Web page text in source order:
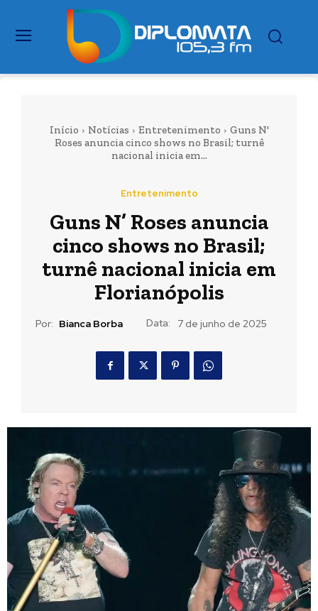
Início Notícias Entretenimento
Guns N'
Roses anuncia cinco shows no Brasil; turnê
nacional inicia em...
Entretenimento
Guns N’ Roses anuncia
cinco shows no Brasil;
turnê nacional inicia em
Florianópolis
Por: Bianca Borba Data: 7 de junho de 2025